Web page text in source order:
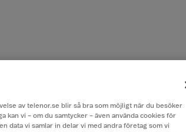
av telenor.se blir så bra som möjligt när du besöker
kan vi – om du samtycker – även använda cookies för
data vi samlar in delar vi med andra företag som vi